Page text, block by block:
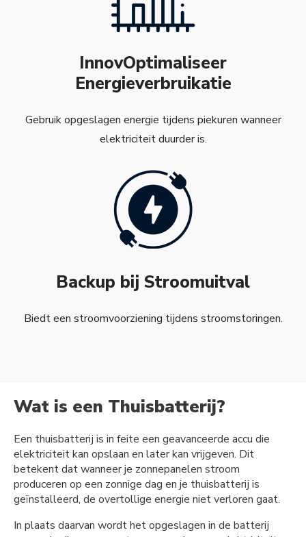
InnovOptimaliseer
Energieverbruikatie
Gebruik opgeslagen energie tijdens piekuren wanneer
elektriciteit duurder is.
Backup bij Stroomuitval
Biedt een stroomvoorziening tijdens stroomstoringen.
Wat is een Thuisbatterij?
Een thuisbatterij is in feite een geavanceerde accu die
elektriciteit kan opslaan en later kan vrijgeven. Dit
betekent dat wanneer je zonnepanelen stroom
produceren op een zonnige dag en je thuisbatterij is
geïnstalleerd, de overtollige energie niet verloren gaat.
In plaats daarvan wordt het opgeslagen in de batterij